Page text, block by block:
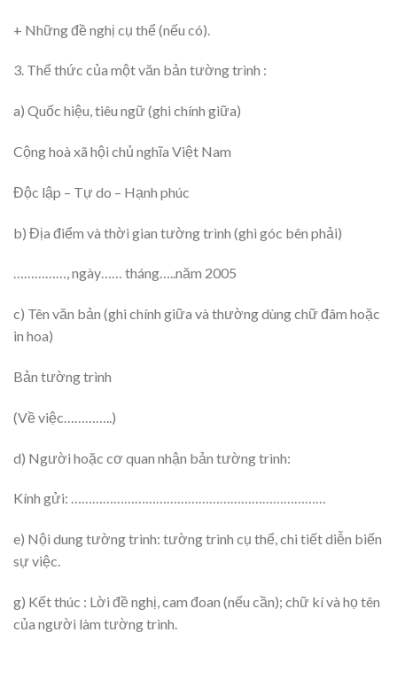
+ Những đề nghị cụ thể (nếu có).
3. Thể thức của một văn bản tường trình :
a) Quốc hiệu, tiêu ngữ (ghi chính giữa)
Cộng hoà xã hội chủ nghĩa Việt Nam
Độc lập – Tự do – Hạnh phúc
b) Địa điểm và thời gian tường trình (ghi góc bên phải)
……………, ngày…… tháng…..năm 2005
c) Tên văn bản (ghi chính giữa và thường dùng chữ đâm hoặc
in hoa)
Bản tường trình
(Về việc…………..)
d) Người hoặc cơ quan nhận bản tường trình:
Kính gửi: ………………………………………………………………
e) Nội dung tường trình: tường trình cụ thể, chi tiết diễn biến
sự việc.
g) Kết thúc : Lời đề nghị, cam đoan (nếu cần); chữ kí và họ tên
của người làm tường trình.